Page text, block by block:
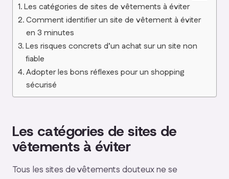
Les catégories de sites de vêtements à éviter
Comment identifier un site de vêtement à éviter
en 3 minutes
Les risques concrets d’un achat sur un site non
fiable
Adopter les bons réflexes pour un shopping
sécurisé
Les catégories de sites de
vêtements à éviter
Tous les sites de vêtements douteux ne se